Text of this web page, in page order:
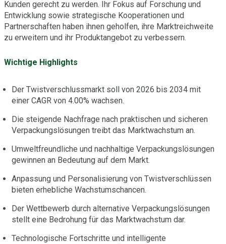
Kunden gerecht zu werden. Ihr Fokus auf Forschung und
Entwicklung sowie strategische Kooperationen und
Partnerschaften haben ihnen geholfen, ihre Marktreichweite
zu erweitern und ihr Produktangebot zu verbessern.
Wichtige Highlights
Der Twistverschlussmarkt soll von 2026 bis 2034 mit
einer CAGR von 4.00% wachsen.
Die steigende Nachfrage nach praktischen und sicheren
Verpackungslösungen treibt das Marktwachstum an.
Umweltfreundliche und nachhaltige Verpackungslösungen
gewinnen an Bedeutung auf dem Markt.
Anpassung und Personalisierung von Twistverschlüssen
bieten erhebliche Wachstumschancen.
Der Wettbewerb durch alternative Verpackungslösungen
stellt eine Bedrohung für das Marktwachstum dar.
Technologische Fortschritte und intelligente